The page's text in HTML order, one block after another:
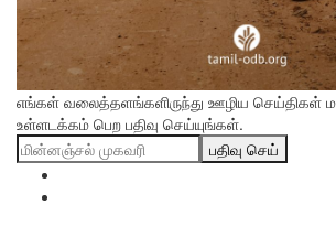
எங்கள் வலைத்தளங்களிருந்து ஊழிய செய்திகள்
உள்ளடக்கம் பெற பதிவு செய்யுங்கள்.
பதிவு செய்